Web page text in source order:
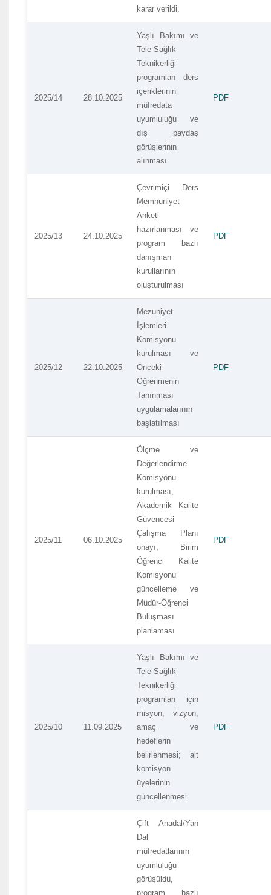
karar verildi.
2025/14 28.10.2025
Yaşlı Bakımı ve
Tele-Sağlık
Teknikerliği
programları ders
içeriklerinin
müfredata
uyumluluğu ve
dış paydaş
görüşlerinin
alınması
PDF
2025/13 24.10.2025
Çevrimiçi Ders
Memnuniyet
Anketi
hazırlanması ve
program bazlı
danışman
kurullarının
oluşturulması
PDF
2025/12 22.10.2025
Mezuniyet
İşlemleri
Komisyonu
kurulması ve
Önceki
Öğrenmenin
Tanınması
uygulamalarının
başlatılması
PDF
2025/11 06.10.2025
Ölçme ve
Değerlendirme
Komisyonu
kurulması,
Akademik Kalite
Güvencesi
Çalışma Planı
onayı, Birim
Öğrenci Kalite
Komisyonu
güncelleme ve
Müdür-Öğrenci
Buluşması
planlaması
PDF
2025/10 11.09.2025
Yaşlı Bakımı ve
Tele-Sağlık
Teknikerliği
programları için
misyon, vizyon,
amaç ve
hedeflerin
belirlenmesi; alt
komisyon
üyelerinin
güncellenmesi
PDF
Çift Anadal/Yan
Dal
müfredatlarının
uyumluluğu
görüşüldü,
program bazlı